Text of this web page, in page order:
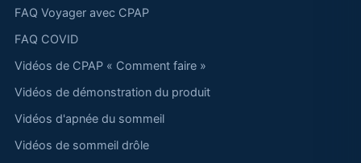
FAQ Voyager avec CPAP
FAQ COVID
Vidéos de CPAP « Comment faire »
Vidéos de démonstration du produit
Vidéos d'apnée du sommeil
Vidéos de sommeil drôle